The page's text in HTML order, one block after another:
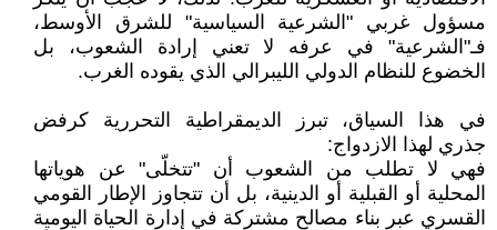
مسؤول غربي "الشرعية السياسية" للشرق الأوسط،
فـ"الشرعية" في عرفه لا تعني إرادة الشعوب، بل
الخضوع للنظام الدولي الليبرالي الذي يقوده الغرب.
في هذا السياق، تبرز الديمقراطية التحررية كرفض
جذري لهذا الازدواج:
فهي لا تطلب من الشعوب أن "تتخلّى" عن هوياتها
المحلية أو القبلية أو الدينية، بل أن تتجاوز الإطار القومي
القسري عبر بناء مصالح مشتركة في إدارة الحياة اليومية